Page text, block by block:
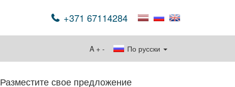
+371 67114284
По русски
A + -
Разместите свое предложение